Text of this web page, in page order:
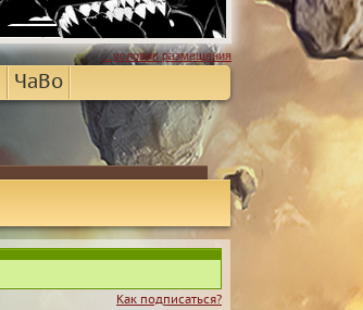
ЧаВо
...условия размещения
Как подписаться?